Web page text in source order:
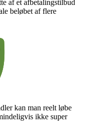
af et afbetalingstilbud
beløbet af flere
kan man reelt løbe
ikke super